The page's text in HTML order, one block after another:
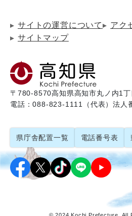
サイトの運営について
アク
サイトマップ
〒780-8570高知県高知市丸ノ内1
電話：088-823-1111（代表）法人
県庁舎配置一覧 電話番号表